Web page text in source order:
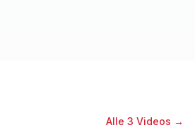
Alle 3 Videos →